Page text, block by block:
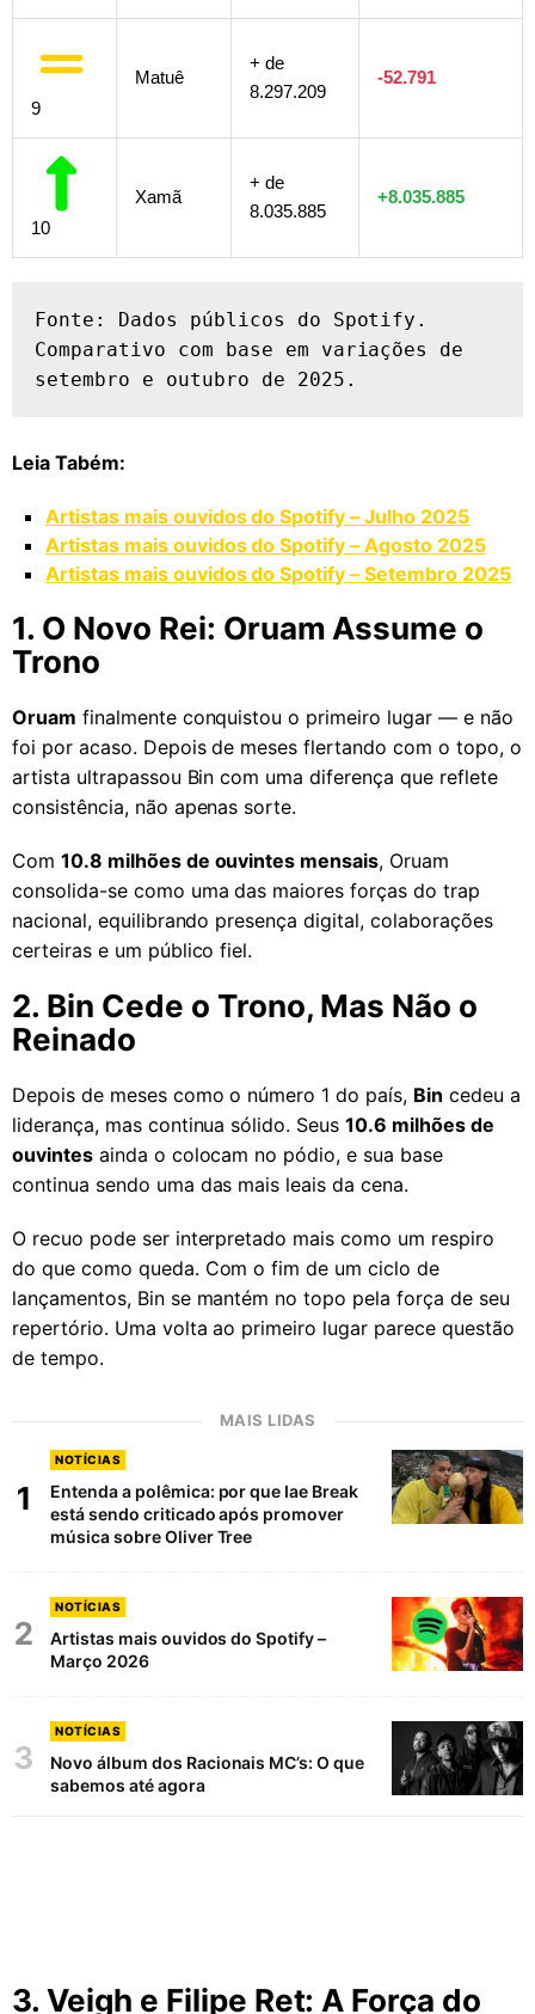
9
Matuê
+ de
8.297.209
-52.791
10
Xamã
+ de
8.035.885
+8.035.885
Fonte: Dados públicos do Spotify.
Comparativo com base em variações de
setembro e outubro de 2025.
Leia Tabém:
Artistas mais ouvidos do Spotify – Julho 2025
Artistas mais ouvidos do Spotify – Agosto 2025
Artistas mais ouvidos do Spotify – Setembro 2025
1. O Novo Rei: Oruam Assume o
Trono
Oruam finalmente conquistou o primeiro lugar — e não
foi por acaso. Depois de meses flertando com o topo, o
artista ultrapassou Bin com uma diferença que reflete
consistência, não apenas sorte.
Com 10.8 milhões de ouvintes mensais, Oruam
consolida-se como uma das maiores forças do trap
nacional, equilibrando presença digital, colaborações
certeiras e um público fiel.
2. Bin Cede o Trono, Mas Não o
Reinado
Depois de meses como o número 1 do país, Bin cedeu a
liderança, mas continua sólido. Seus10.6 milhões de
ouvintesainda o colocam no pódio, e sua base
continua sendo uma das mais leais da cena.
O recuo pode ser interpretado mais como um respiro
do que como queda. Com o fim de um ciclo de
lançamentos, Bin se mantém no topo pela força de seu
repertório. Uma volta ao primeiro lugar parece questão
de tempo.
MAIS LIDAS
1
NOTÍCIAS
Entenda a polêmica: por que Iae Break
está sendo criticado após promover
música sobre Oliver Tree
2
NOTÍCIAS
Artistas mais ouvidos do Spotify –
Março 2026
3
NOTÍCIAS
Novo álbum dos Racionais MC’s: O que
sabemos até agora
3. Veigh e Filipe Ret: A Força do